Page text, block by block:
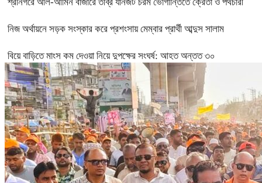
নিজ অর্থায়নে সড়ক সংস্কার করে প্রশংসায় মেম্বার প্রার্থী আব্দুস সালাম
বিয়ে বাড়িতে মাংস কম দেওয়া নিয়ে দুপক্ষের সংঘর্ষ: আহত অন্তত ৩০ ​